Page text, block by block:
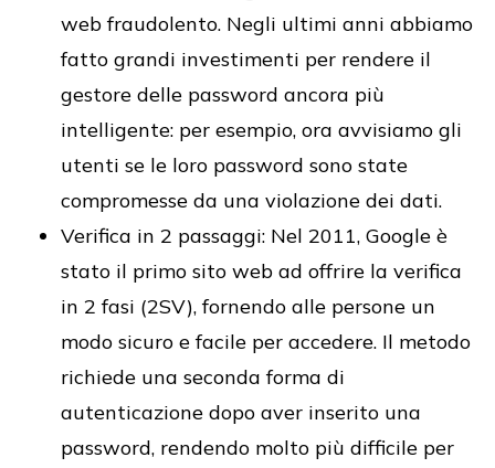
web fraudolento. Negli ultimi anni abbiamo
fatto grandi investimenti per rendere il
gestore delle password ancora più
intelligente: per esempio, ora avvisiamo gli
utenti se le loro password sono state
compromesse da una violazione dei dati.
Verifica in 2 passaggi: Nel 2011, Google è
stato il primo sito web ad offrire la verifica
in 2 fasi (2SV), fornendo alle persone un
modo sicuro e facile per accedere. Il metodo
richiede una seconda forma di
autenticazione dopo aver inserito una
password, rendendo molto più difficile per